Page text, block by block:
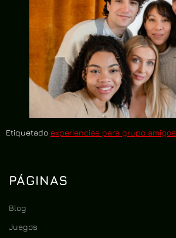
Etiquetado experiencias para grupo amigos
PÁGINAS
Blog
Juegos